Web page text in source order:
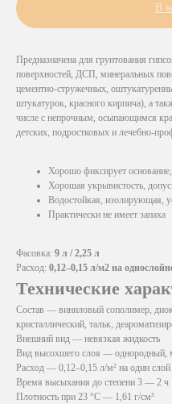
В
Предназначена для грунтования
поверхностей, ДСП, минеральных
цементно-стружечных,
штукатурок, красного кирпича), а
числе с непрочным, осыпающимся
детских, подростковых и лечебно-
Хорошо фиксирует
Хорошая укрывистость,
Водостойкая, изолирующая,
Практически не имеет запаха
Фасовка: 9 л / 2,25 л
Расход: 0,12–0,15 л/м2 на
Технические
Состав — виниловый сополимер,
кристаллический, тальк,
Внешний вид — невязкая жидкость
Вид высохшего слоя — однородный,
Расход — 0,12–0,15 л/м² на один слой
Время высыхания до степени 3 — 2 ч
Плотность при 23 °C — 1,61 г/см³